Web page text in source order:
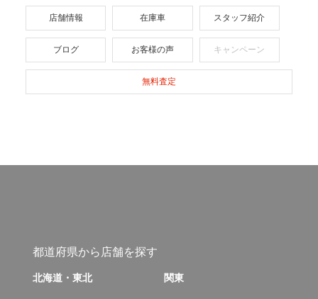
店舗情報 在庫車 スタッフ紹介
ブログ お客様の声 キャンペーン
無料査定
都道府県から店舗を探す
北海道・東北 関東